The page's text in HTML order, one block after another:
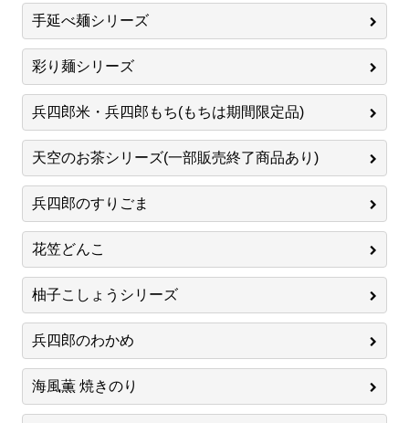
手延べ麺シリーズ
彩り麺シリーズ
兵四郎米・兵四郎もち(もちは期間限定品)
天空のお茶シリーズ(一部販売終了商品あり)
兵四郎のすりごま
花笠どんこ
柚子こしょうシリーズ
兵四郎のわかめ
海風薫 焼きのり